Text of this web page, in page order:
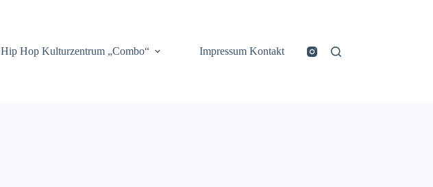
Hip Hop Kulturzentrum „Combo“ Impressum Kontakt